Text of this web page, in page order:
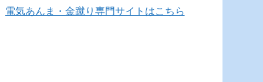
電気あんま・金蹴り専門サイトはこちら